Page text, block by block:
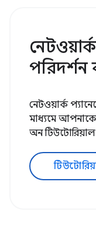
নেটওয়ার্ক
মাধ্যমে
অন